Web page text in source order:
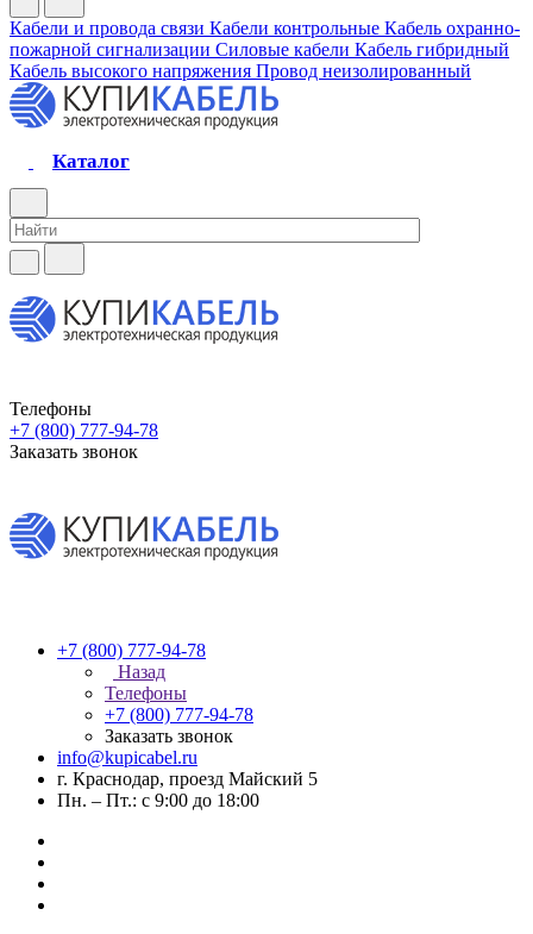
Кабели и провода связи Кабели контрольные Кабель охранно-
пожарной сигнализации Силовые кабели Кабель гибридный
Кабель высокого напряжения Провод неизолированный
Каталог
Телефоны
+7 (800) 777-94-78
Заказать звонок
+7 (800) 777-94-78
Назад
Телефоны
+7 (800) 777-94-78
Заказать звонок
info@kupicabel.ru
г. Краснодар, проезд Майский 5
Пн. – Пт.: с 9:00 до 18:00